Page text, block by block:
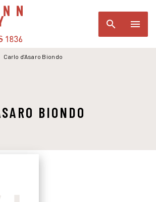
search menu
Carlo d'Asaro Biondo
BIONDO